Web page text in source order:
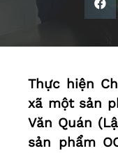
Thực hiện
xã một sản
Văn Quán
sản phẩm